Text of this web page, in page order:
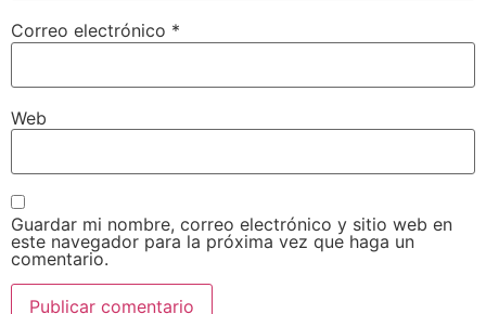
Correo electrónico *
Web
Guardar mi nombre, correo electrónico y sitio web en
este navegador para la próxima vez que haga un
comentario.